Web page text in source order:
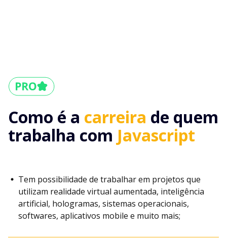
Como é a carreira de quem
trabalha com Javascript
Tem possibilidade de trabalhar em projetos que
utilizam realidade virtual aumentada, inteligência
artificial, hologramas, sistemas operacionais,
softwares, aplicativos mobile e muito mais;